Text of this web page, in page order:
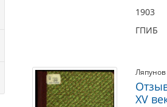
1903
ГПИБ
XV